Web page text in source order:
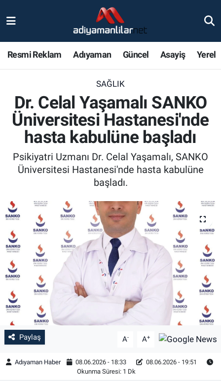
Resmi Reklam Adıyaman Güncel Asayiş Yerel
SAĞLIK
Dr. Celal Yaşamalı SANKO
Üniversitesi Hastanesi'nde
hasta kabulüne başladı
Psikiyatri Uzmanı Dr. Celal Yaşamalı, SANKO
Üniversitesi Hastanesi'nde hasta kabulüne
başladı.
Paylaş A- A+
Adıyaman Haber 08.06.2026 - 18:33
08.06.2026 - 19:51
Okunma Süresi: 1 Dk
Magazin
Bölge Haberleri
Gündem
Sağlık
Özel Haber
Kültür Sanat
Eğitim
Ekonomi
Yaşam
Çevre
Nöbetçi Eczaneler
Adiyaman Namaz Vakitleri
Trafik Durumu
Süper Lig Puan Durumu ve Fikstür
Tüm Manşetler
Son Dakika Haberleri
Haber Arşivi